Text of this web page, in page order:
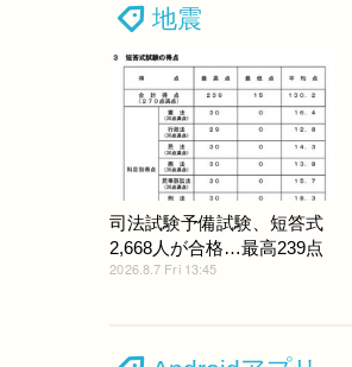
地震
司法試験予備試験、短答式
2,668人が合格…最高239点
2026.8.7 Fri 13:45